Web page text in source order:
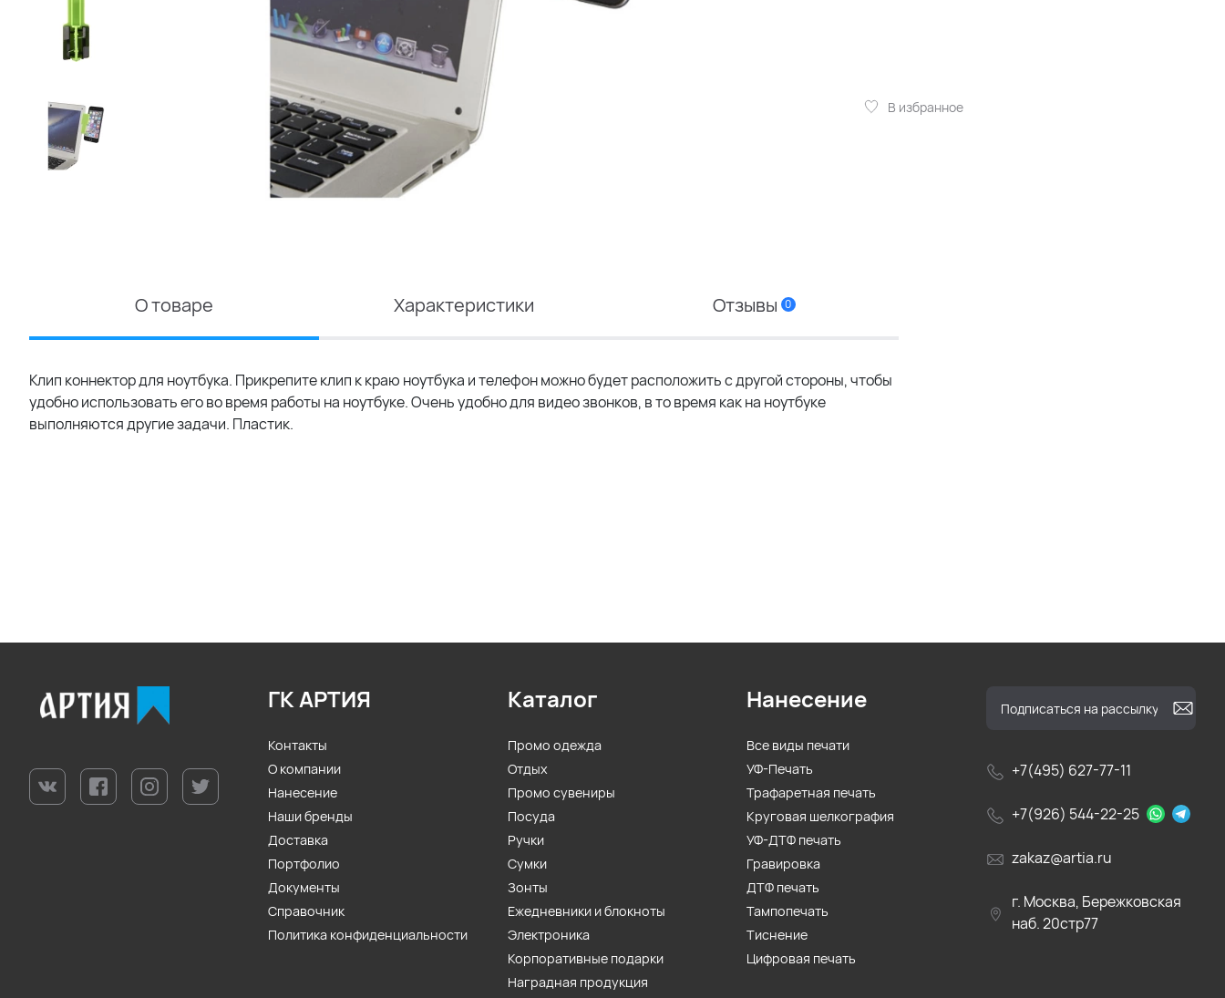
В избранное
О товаре Характеристики Отзывы 0
Клип коннектор для ноутбука. Прикрепите клип к краю ноутбука и телефон можно будет расположить с другой стороны, чтобы
удобно использовать его во время работы на ноутбуке. Очень удобно для видео звонков, в то время как на ноутбуке
выполняются другие задачи. Пластик.
+7(495) 627-77-11
+7(926) 544-22-25
zakaz@artia.ru
г. Москва, Бережковская
наб. 20стр77
ГК АРТИЯ
Контакты
О компании
Нанесение
Наши бренды
Доставка
Портфолио
Документы
Справочник
Политика конфиденциальности
Каталог
Промо одежда
Отдых
Промо сувениры
Посуда
Ручки
Сумки
Зонты
Ежедневники и блокноты
Электроника
Корпоративные подарки
Наградная продукция
Нанесение
Все виды печати
УФ-Печать
Трафаретная печать
Круговая шелкография
УФ-ДТФ печать
Гравировка
ДТФ печать
Тампопечать
Тиснение
Цифровая печать